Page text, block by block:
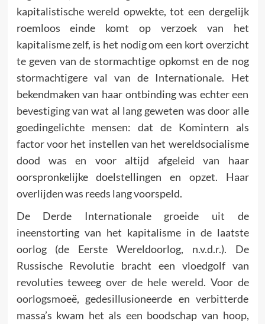
kapitalistische wereld opwekte, tot een dergelijk
roemloos einde komt op verzoek van het
kapitalisme zelf, is het nodig om een kort overzicht
te geven van de stormachtige opkomst en de nog
stormachtigere val van de Internationale. Het
bekend­maken van haar ontbinding was echter een
bevestiging van wat al lang geweten was door alle
goedingelichte mensen: dat de Komintern als
factor voor het instellen van het wereldsocialisme
dood was en voor altijd afgeleid van haar
oorspronkelijke doelstellingen en opzet. Haar
overlijden was reeds lang voorspeld.
De Derde Internationale groeide uit de
ineenstorting van het kapitalisme in de laatste
oorlog (de Eerste Wereld­oorlog, n.v.d.r.). De
Russische Revolutie bracht een vloedgolf van
revoluties teweeg over de hele wereld. Voor de
oorlogsmoeë, gedesillusioneerde en verbitterde
massa’s kwam het als een boodschap van hoop,